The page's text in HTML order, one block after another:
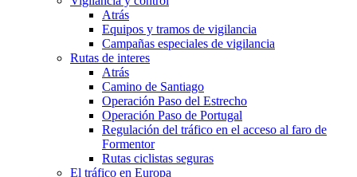
Atrás
Equipos y tramos de vigilancia
Campañas especiales de vigilancia
Rutas de interes
Atrás
Camino de Santiago
Operación Paso del Estrecho
Operación Paso de Portugal
Regulación del tráfico en el acceso al faro de
Formentor
Rutas ciclistas seguras
El tráfico en Europa